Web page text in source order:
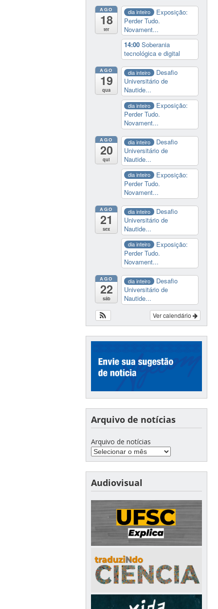
AGO
18
ter
dia inteiro
Exposição:
Perder Tudo.
Novament...
14:00Soberania
tecnológica e digital
AGO
19
qua
dia inteiro
Desafio
Universitário de
Nautide...
dia inteiro
Exposição:
Perder Tudo.
Novament...
AGO
20
qui
dia inteiro
Desafio
Universitário de
Nautide...
dia inteiro
Exposição:
Perder Tudo.
Novament...
AGO
21
sex
dia inteiro
Desafio
Universitário de
Nautide...
dia inteiro
Exposição:
Perder Tudo.
Novament...
AGO
22
sáb
dia inteiro
Desafio
Universitário de
Nautide...
Ver calendário
Arquivo de notícias
Arquivo de notícias
Audiovisual